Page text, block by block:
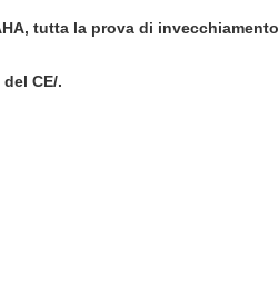
tutta la prova di invecchiamento
CE/.